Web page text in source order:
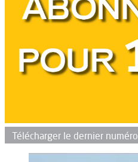
Télécharger le dernier numéro